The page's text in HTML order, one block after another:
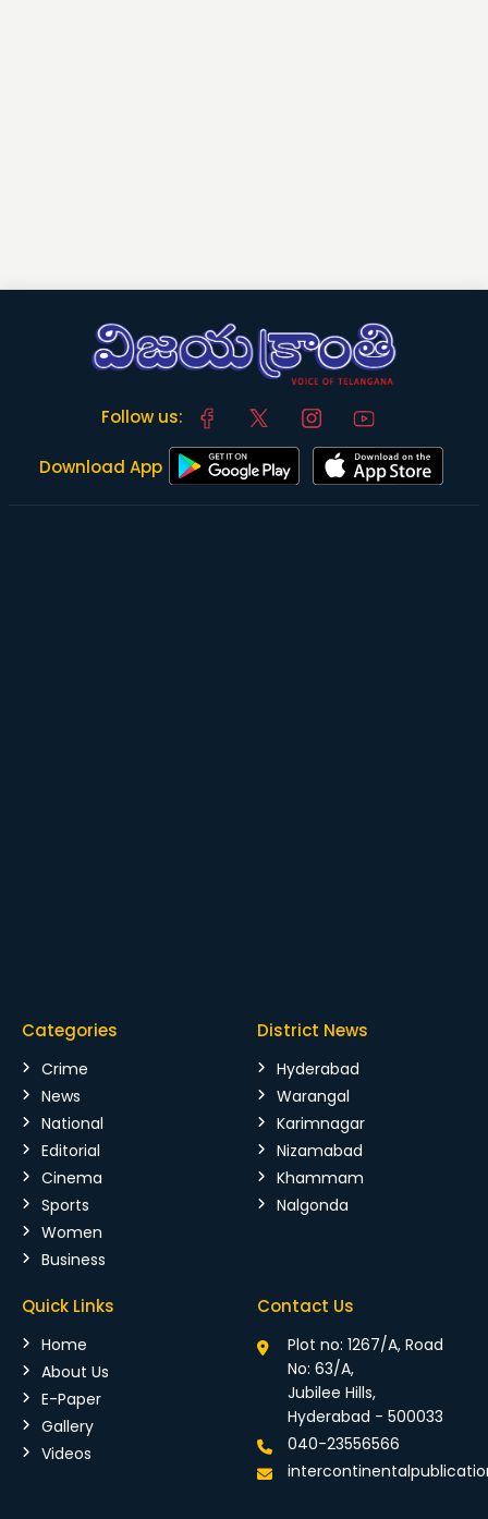
Follow us:
Download App
Categories
Crime
News
National
Editorial
Cinema
Sports
Women
Business
District News
Hyderabad
Warangal
Karimnagar
Nizamabad
Khammam
Nalgonda
Quick Links
Home
About Us
E-Paper
Gallery
Videos
Contact Us
Plot no: 1267/A, Road
No: 63/A,
Jubilee Hills,
Hyderabad - 500033
040-23556566